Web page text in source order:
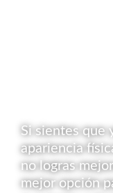
Si sientes que
apariencia
no logras
mejor opción